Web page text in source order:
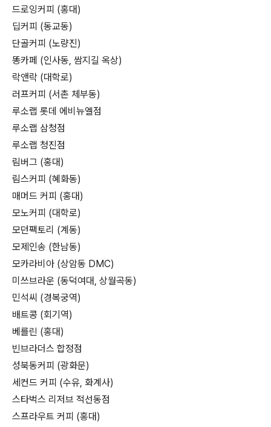
드로잉커피 (홍대)
딥커피 (동교동)
단골커피 (노량진)
똥카페 (인사동, 쌈지길 옥상)
락앤락 (대학로)
러프커피 (서촌 체부동)
루소랩 롯데 에비뉴엘점
루소랩 삼청점
루소랩 청진점
림버그 (홍대)
림스커피 (혜화동)
매머드 커피 (홍대)
모노커피 (대학로)
모던팩토리 (계동)
모제인송 (한남동)
모카라비아 (상암동 DMC)
미쓰브라운 (동덕여대, 상월곡동)
민석씨 (경복궁역)
배트콩 (회기역)
베를린 (홍대)
빈브라더스 합정점
성북동커피 (광화문)
세컨드 커피 (수유, 화계사)
스타벅스 리저브 적선동점
스프라우트 커피 (홍대)